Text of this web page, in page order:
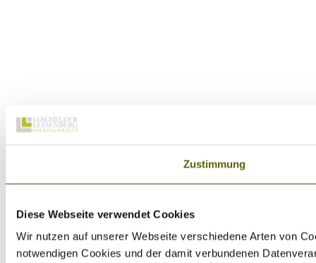
Zustimmung
Diese Webseite verwendet Cookies
Wir nutzen auf unserer Webseite verschiedene Arten von
notwendigen Cookies und der damit verbundenen